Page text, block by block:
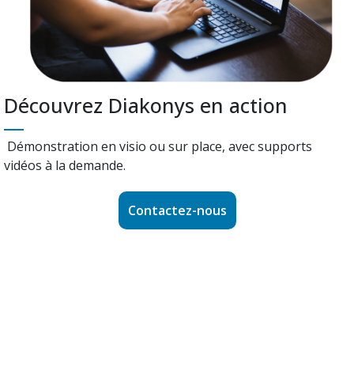
Découvrez Diakonys en action
Démonstration en visio ou sur place, avec supports
vidéos à la demande.
Contactez-nous